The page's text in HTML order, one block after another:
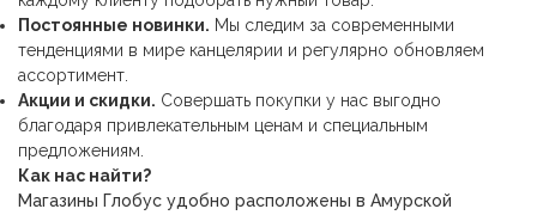
Постоянные новинки. Мы следим за современными
тенденциями в мире канцелярии и регулярно обновляем
ассортимент.
Акции и скидки. Совершать покупки у нас выгодно
благодаря привлекательным ценам и специальным
предложениям.
Как нас найти?
Магазины Глобус удобно расположены в Амурской